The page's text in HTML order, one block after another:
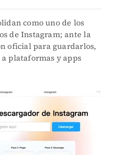
como uno de los
de Instagram; ante la
oficial para guardarlos,
plataformas y apps